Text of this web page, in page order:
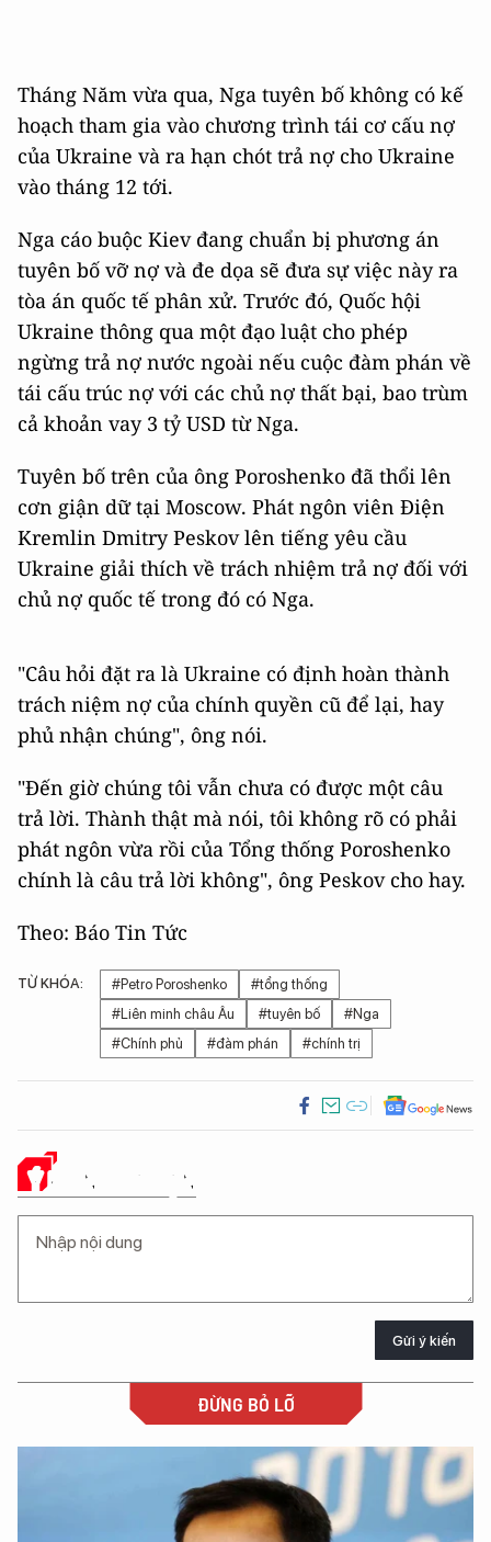
Tháng Năm vừa qua, Nga tuyên bố không có kế
hoạch tham gia vào chương trình tái cơ cấu nợ
của Ukraine và ra hạn chót trả nợ cho Ukraine
vào tháng 12 tới.
Nga cáo buộc Kiev đang chuẩn bị phương án
tuyên bố vỡ nợ và đe dọa sẽ đưa sự việc này ra
tòa án quốc tế phân xử. Trước đó, Quốc hội
Ukraine thông qua một đạo luật cho phép
ngừng trả nợ nước ngoài nếu cuộc đàm phán về
tái cấu trúc nợ với các chủ nợ thất bại, bao trùm
cả khoản vay 3 tỷ USD từ Nga.
Tuyên bố trên của ông Poroshenko đã thổi lên
cơn giận dữ tại Moscow. Phát ngôn viên Điện
Kremlin Dmitry Peskov lên tiếng yêu cầu
Ukraine giải thích về trách nhiệm trả nợ đối với
chủ nợ quốc tế trong đó có Nga.
"Câu hỏi đặt ra là Ukraine có định hoàn thành
trách niệm nợ của chính quyền cũ để lại, hay
phủ nhận chúng", ông nói.
"Đến giờ chúng tôi vẫn chưa có được một câu
trả lời. Thành thật mà nói, tôi không rõ có phải
phát ngôn vừa rồi của Tổng thống Poroshenko
chính là câu trả lời không", ông Peskov cho hay.
Theo: Báo Tin Tức
TỪ KHÓA: #Petro Poroshenko
#tổng thống
#Liên minh châu Âu
#tuyên bố
#Nga
#Chính phủ
#đàm phán #chính trị
Ý KIẾN CỦA BẠN
Gửi ý kiến
ĐỪNG BỎ LỠ